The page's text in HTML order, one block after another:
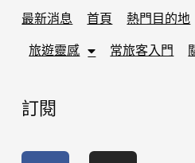
最新消息 首頁 熱門目的地
旅遊靈感 常旅客入門
訂閱